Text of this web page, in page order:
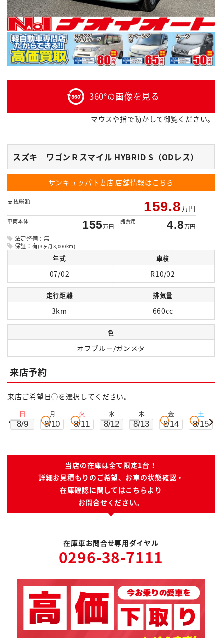
スズキ ワゴンＲスマイル HYBRID S（ODレス）
360°の画像を見る
マウスや指で動かして御覧ください。
サンキュッパ下妻店 店舗情報はこちら
支払総額 159.8万円
車両本体 155万円
諸費用 4.8万円
法定整備：無
保証：有(3ヶ月3,000km)
年式 車検
07/02 R10/02
走行距離 排気量
3km 660cc
色
オフブルー/ガンメタ
来店予約
来店ご希望日◯を選択してください。
日
8/9
月
8/10
火
8/11
水
8/12
木
8/13
金
8/14
土
8/15
当店の在庫は全て限定1台！
詳細お見積もりのご希望、お車の状態確認・
在庫確認に関してはこちらより
お問合せください。
在庫車お問合せ専用ダイヤル
0296-38-7111